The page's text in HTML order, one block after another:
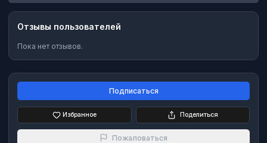
Отзывы пользователей
Пока нет отзывов.
Подписаться
Избранное Поделиться
Пожаловаться